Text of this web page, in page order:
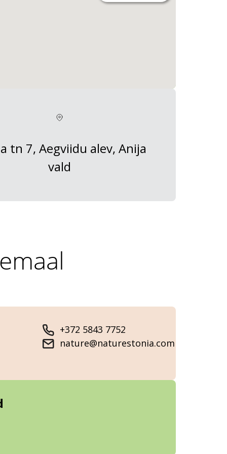
tn 7, Aegviidu alev, Anija
vald
+372 5843 7752
nature@naturestonia.com